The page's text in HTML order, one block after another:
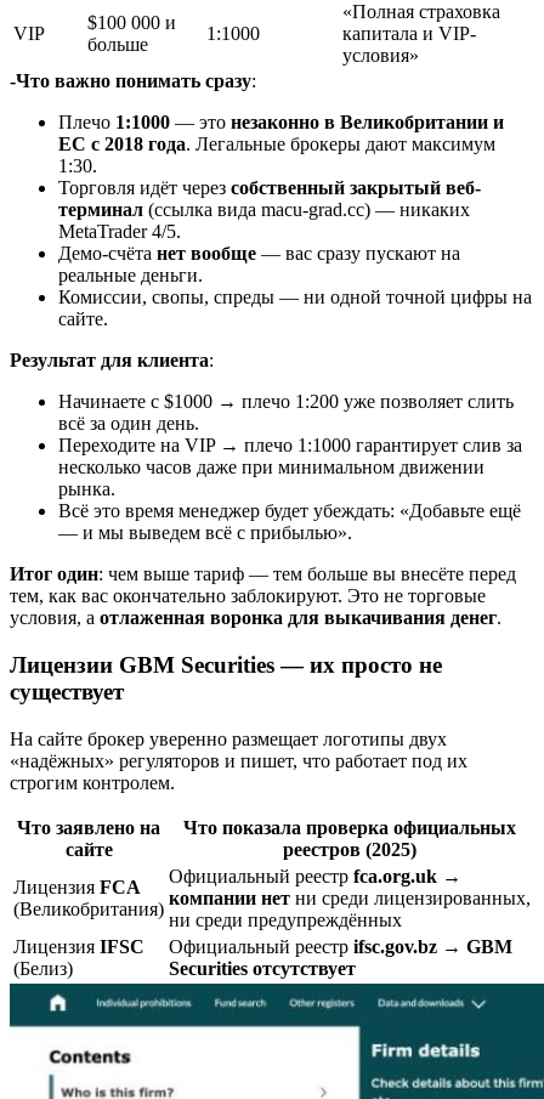
VIP
$100 000 и
больше
1:1000
«Полная страховка
капитала и VIP-
условия»
-Что важно понимать сразу:
Плечо 1:1000 — это незаконно в Великобритании и
ЕС с 2018 года. Легальные брокеры дают максимум
1:30.
Торговля идёт через собственный закрытый веб-
терминал (ссылка вида macu-grad.cc) — никаких
MetaTrader 4/5.
Демо-счёта нет вообще — вас сразу пускают на
реальные деньги.
Комиссии, свопы, спреды — ни одной точной цифры на
сайте.
Результат для клиента:
Начинаете с $1000 → плечо 1:200 уже позволяет слить
всё за один день.
Переходите на VIP → плечо 1:1000 гарантирует слив за
несколько часов даже при минимальном движении
рынка.
Всё это время менеджер будет убеждать: «Добавьте ещё
— и мы выведем всё с прибылью».
Итог один: чем выше тариф — тем больше вы внесёте перед
тем, как вас окончательно заблокируют. Это не торговые
условия, а отлаженная воронка для выкачивания денег.
Лицензии GBM Securities — их просто не
существует
На сайте брокер уверенно размещает логотипы двух
«надёжных» регуляторов и пишет, что работает под их
строгим контролем.
Что заявлено на
сайте
Что показала проверка официальных
реестров (2025)
Лицензия FCA
(Великобритания)
Официальный реестр fca.org.uk →
компании нет ни среди лицензированных,
ни среди предупреждённых
Лицензия IFSC
(Белиз)
Официальный реестр ifsc.gov.bz → GBM
Securities отсутствует